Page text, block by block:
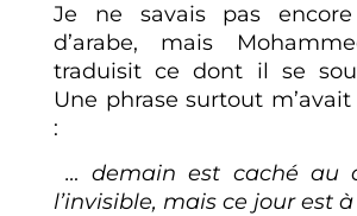
Je ne savais pas encore
d’arabe, mais
traduisit ce dont il se
Une phrase surtout
:
… demain est caché au
l’invisible, mais ce jour est